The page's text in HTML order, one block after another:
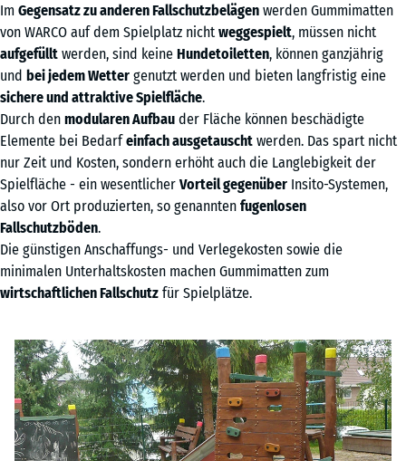
Im Gegensatz zu anderen Fallschutzbelägen werden Gummimatten
von WARCO auf dem Spielplatz nicht weggespielt, müssen nicht
aufgefüllt werden, sind keine Hundetoiletten, können ganzjährig
und bei jedem Wetter genutzt werden und bieten langfristig eine
sichere und attraktive Spielfläche.
Durch den modularen Aufbau der Fläche können beschädigte
Elemente bei Bedarfeinfach ausgetauscht werden. Das spart nicht
nur Zeit und Kosten, sondern erhöht auch die Langlebigkeit der
Spielfläche - ein wesentlicher Vorteil gegenüber Insito-Systemen,
also vor Ort produzierten, so genannten fugenlosen
Fallschutzböden.
Die günstigen Anschaffungs- und Verlegekosten sowie die
minimalen Unterhaltskosten machen Gummimatten zum
wirtschaftlichen Fallschutz für Spielplätze.